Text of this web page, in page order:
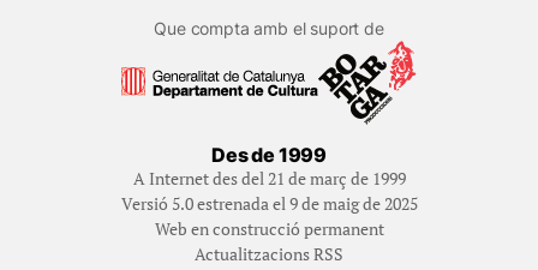
Que compta amb el suport de
Des de 1999
A Internet des del 21 de març de 1999
Versió 5.0 estrenada el 9 de maig de 2025
Web en construcció permanent
Actualitzacions RSS